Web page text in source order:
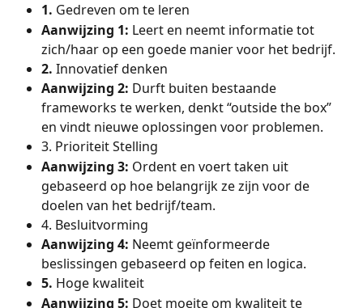
1. Gedreven om te leren
Aanwijzing 1: Leert en neemt informatie tot
zich/haar op een goede manier voor het bedrijf.
2. Innovatief denken
Aanwijzing 2: Durft buiten bestaande
frameworks te werken, denkt “outside the box”
en vindt nieuwe oplossingen voor problemen.
3. Prioriteit Stelling
Aanwijzing 3: Ordent en voert taken uit
gebaseerd op hoe belangrijk ze zijn voor de
doelen van het bedrijf/team.
4. Besluitvorming
Aanwijzing 4: Neemt geïnformeerde
beslissingen gebaseerd op feiten en logica.
5. Hoge kwaliteit
Aanwijzing 5: Doet moeite om kwaliteit te